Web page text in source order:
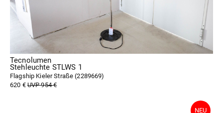
Tecnolumen
Stehleuchte STLWS 1
Flagship Kieler Straße (2289669)
620 €UVP 954 €